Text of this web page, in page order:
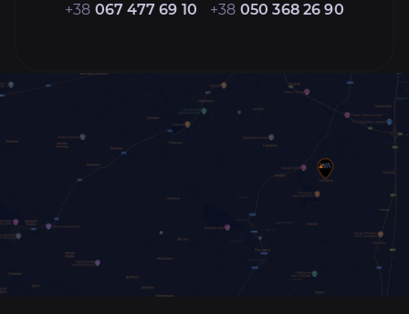
+38 067 477 69 10 +38 050 368 26 90